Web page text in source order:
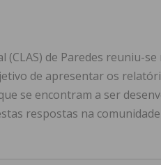
(CLAS) de Paredes reuniu-
de apresentar os
se encontram a ser
respostas na